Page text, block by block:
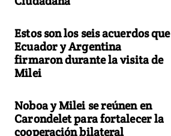
Estos son los seis acuerdos que
Ecuador y Argentina
firmaron durante la visita de
Milei
Noboa y Milei se reúnen en
Carondelet para fortalecer la
cooperación bilateral